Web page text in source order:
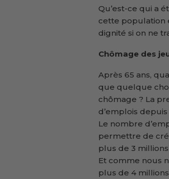
Qu’est-ce qui a
cette population
dignité si on ne
Chômage des
Après 65 ans,
que quelque
chômage ? La
d’emplois
Le nombre
permettre de
plus de 3
Et comme nous
plus de 4